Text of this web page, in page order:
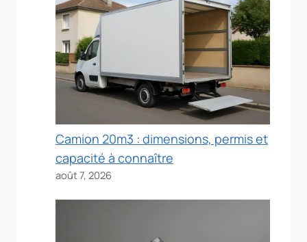
Camion 20m3 : dimensions, permis et
capacité à connaître
août 7, 2026